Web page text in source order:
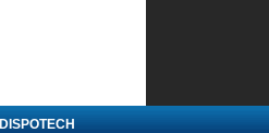
DISPOTECH